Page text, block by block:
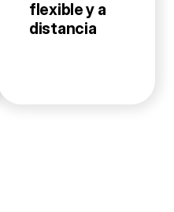
flexible y a
distancia